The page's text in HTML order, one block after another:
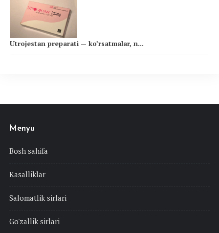
Utrojestan preparati — ko’rsatmalar, n...
Menyu
Bosh sahifa
Kasalliklar
Salomatlik sirlari
Go'zallik sirlari